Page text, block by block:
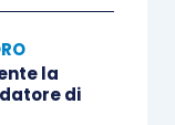
Valle d’Aosta
cui è
di
la
di